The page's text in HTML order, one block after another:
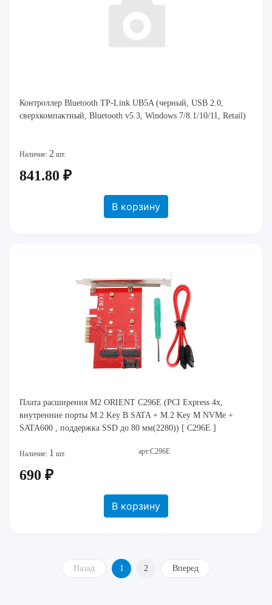
Контроллер Bluetooth TP-Link UB5A (черный, USB 2.0,
сверхкомпактный, Bluetooth v5.3, Windows 7/8.1/10/11, Retail)
Наличие: 2 шт.
841.80 ₽
В корзину
Плата расширения M2 ORIENT C296E (PCI Express 4x,
внутренние порты M.2 Key B SATA + M.2 Key M NVMe +
SATA600 , поддержка SSD до 80 мм(2280)) [ C296E ]
Наличие: 1 шт. арт:C296E
690 ₽
В корзину
Назад 1 2 Вперед